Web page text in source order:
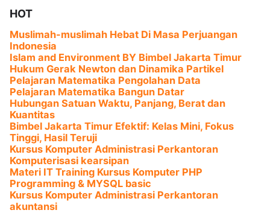
HOT
Muslimah-muslimah Hebat Di Masa Perjuangan
Indonesia
Islam and Environment BY Bimbel Jakarta Timur
Hukum Gerak Newton dan Dinamika Partikel
Pelajaran Matematika Pengolahan Data
Pelajaran Matematika Bangun Datar
Hubungan Satuan Waktu, Panjang, Berat dan
Kuantitas
Bimbel Jakarta Timur Efektif: Kelas Mini, Fokus
Tinggi, Hasil Teruji
Kursus Komputer Administrasi Perkantoran
Komputerisasi kearsipan
Materi IT Training Kursus Komputer PHP
Programming & MYSQL basic
Kursus Komputer Administrasi Perkantoran
akuntansi